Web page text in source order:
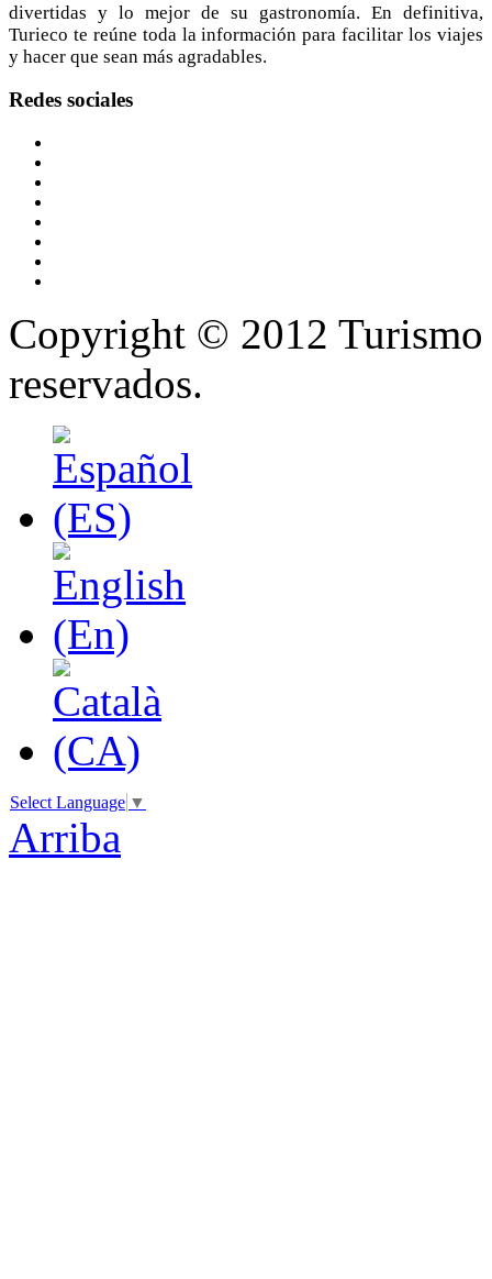
divertidas y lo mejor de su gastronomía. En definitiva,
Turieco te reúne toda la información para facilitar los viajes
y hacer que sean más agradables.
Redes sociales
Copyright © 2012 Turismo
reservados.
Select Language ▼
Arriba